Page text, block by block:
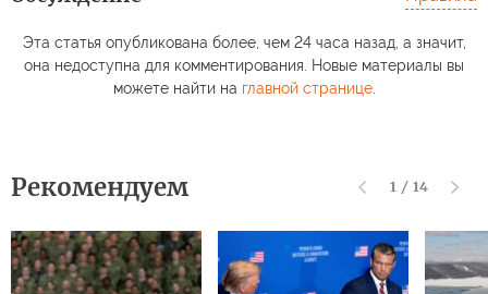
Эта статья опубликована более, чем 24 часа назад, а значит,
она недоступна для комментирования. Новые материалы вы
можете найти на главной странице.
Рекомендуем 1 / 14